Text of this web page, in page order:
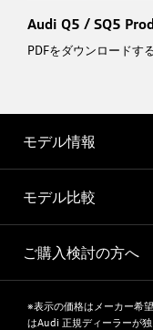
Audi Q5 / SQ5
PDFをダウンロードす
モデル情報
モデル比較
ご購入検討の方へ
※表示の価格はメーカー希
はAudi 正規ディーラーが独